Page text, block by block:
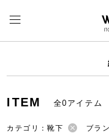
ITEM 全0アイテム
カテゴリ：靴下
ブラ